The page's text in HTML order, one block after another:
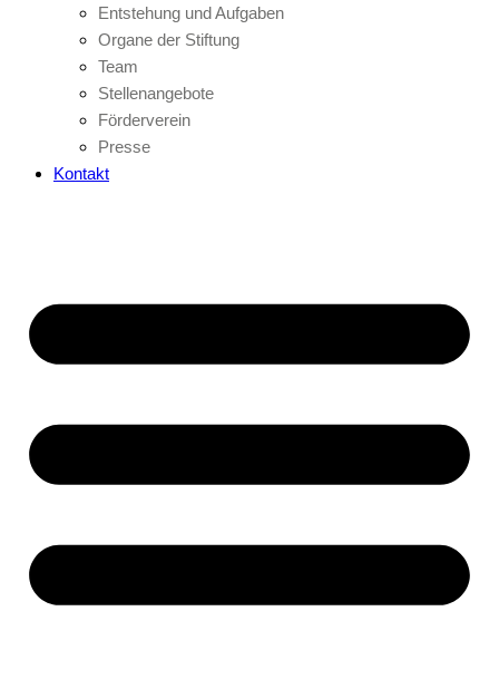
Entstehung und Aufgaben
Organe der Stiftung
Team
Stellenangebote
Förderverein
Presse
Kontakt